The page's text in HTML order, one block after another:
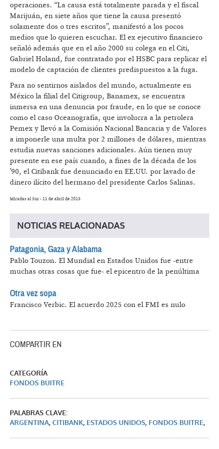
operaciones. “La causa está totalmente parada y el fiscal
Marijuán, en siete años que tiene la causa presentó
solamente dos o tres escritos”, manifestó a los pocos
medios que lo quieren escuchar. El ex ejecutivo financiero
señaló además que en el año 2000 su colega en el Citi,
Gabriel Holand, fue contratado por el HSBC para replicar el
modelo de captación de clientes predispuestos a la fuga.
Para no sentirnos aislados del mundo, actualmente en
México la filial del Citigroup, Banamex, se encuentra
inmersa en una denuncia por fraude, en lo que se conoce
como el caso Oceanografía, que involucra a la petrolera
Pemex y llevó a la Comisión Nacional Bancaria y de Valores
a imponerle una multa por 2 millones de dólares, mientras
estudia nuevas sanciones adicionales. Aún tienen muy
presente en ese país cuando, a fines de la década de los
’90, el Citibank fue denunciado en EE.UU. por lavado de
dinero ilícito del hermano del presidente Carlos Salinas.
Miradas al Sur - 11 de abril de 2015
NOTICIAS RELACIONADAS
Patagonia, Gaza y Alabama
Pablo Touzon. El Mundial en Estados Unidos fue -entre
muchas otras cosas que fue- el epicentro de la penúltima
Otra vez sopa
Francisco Verbic. El acuerdo 2025 con el FMI es nulo
COMPARTIR EN
CATEGORÍA
FONDOS BUITRE
PALABRAS CLAVE:
ARGENTINA, CITIBANK, ESTADOS UNIDOS, FONDOS BUITRE,